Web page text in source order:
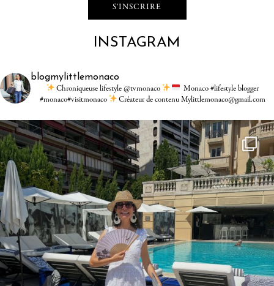
INSTAGRAM
blogmylittlemonaco
Chroniqueuse lifestyle @tvmonaco
Monaco #lifestyle blogger
#monaco#visitmonaco
Créateur de contenu Mylittlemonaco@gmail.com